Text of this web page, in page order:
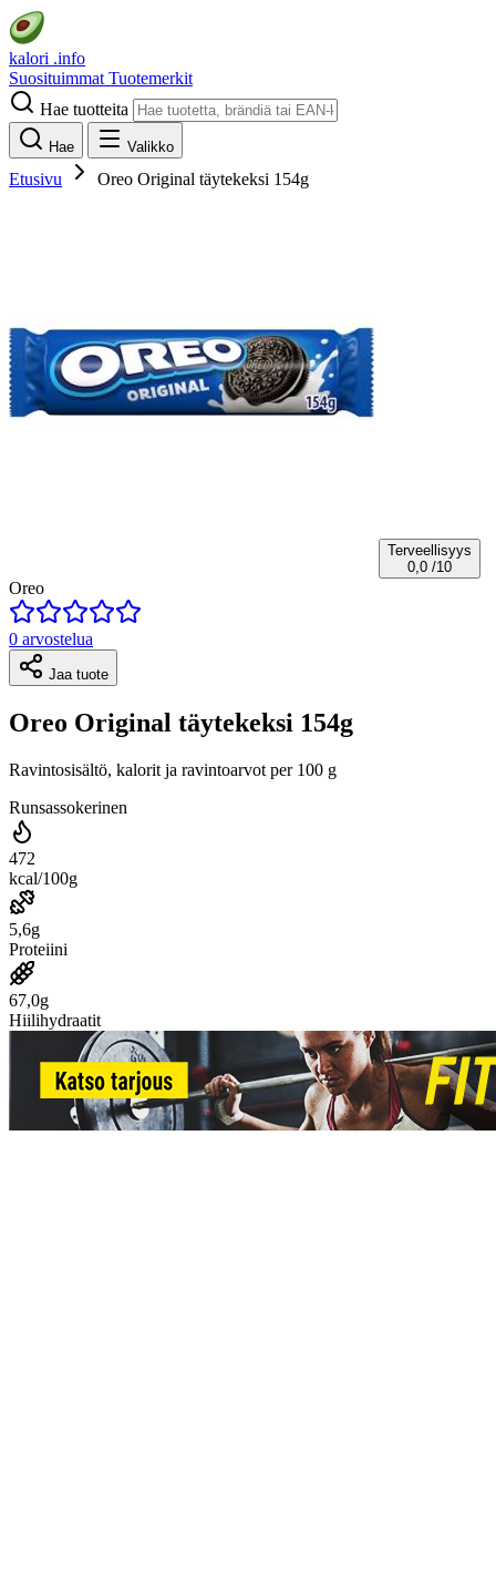
kalori .info
Suosituimmat Tuotemerkit
Hae tuotteita
Hae Valikko
Etusivu Oreo Original täytekeksi 154g
Terveellisyys
0,0 /10
Oreo
0 arvostelua
Jaa tuote
Oreo Original täytekeksi 154g
Ravintosisältö, kalorit ja ravintoarvot per 100 g
Runsassokerinen
472
kcal/100g
5,6g
Proteiini
67,0g
Hiilihydraatit